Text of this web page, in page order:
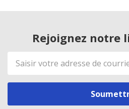
Rejoignez notre
Adresse
de
courriel